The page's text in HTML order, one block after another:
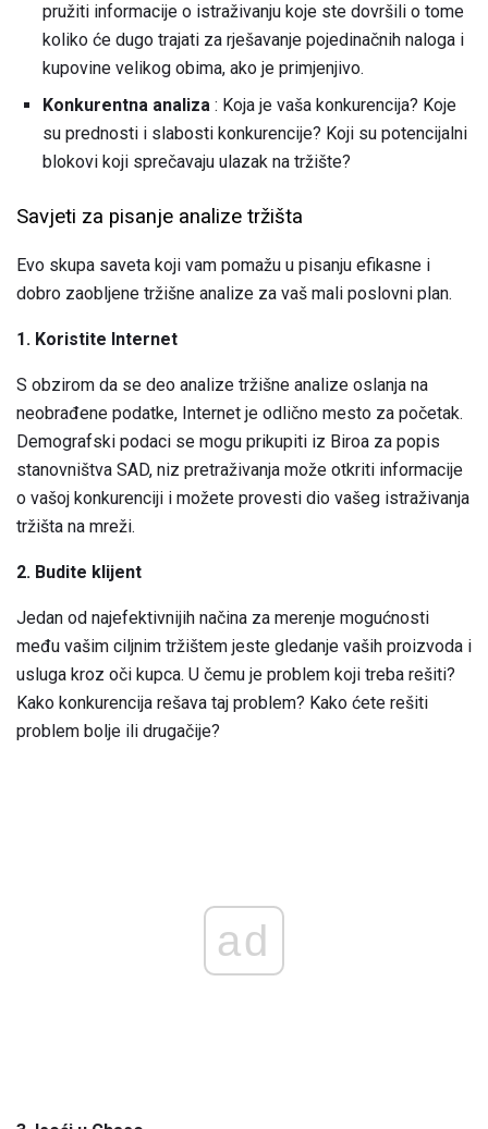
pružiti informacije o istraživanju koje ste dovršili o tome
koliko će dugo trajati za rješavanje pojedinačnih naloga i
kupovine velikog obima, ako je primjenjivo.
Konkurentna analiza : Koja je vaša konkurencija? Koje
su prednosti i slabosti konkurencije? Koji su potencijalni
blokovi koji sprečavaju ulazak na tržište?
Savjeti za pisanje analize tržišta
Evo skupa saveta koji vam pomažu u pisanju efikasne i
dobro zaobljene tržišne analize za vaš mali poslovni plan.
1. Koristite Internet
S obzirom da se deo analize tržišne analize oslanja na
neobrađene podatke, Internet je odlično mesto za početak.
Demografski podaci se mogu prikupiti iz Biroa za popis
stanovništva SAD, niz pretraživanja može otkriti informacije
o vašoj konkurenciji i možete provesti dio vašeg istraživanja
tržišta na mreži.
2. Budite klijent
Jedan od najefektivnijih načina za merenje mogućnosti
među vašim ciljnim tržištem jeste gledanje vaših proizvoda i
usluga kroz oči kupca. U čemu je problem koji treba rešiti?
Kako konkurencija rešava taj problem? Kako ćete rešiti
problem bolje ili drugačije?
ad